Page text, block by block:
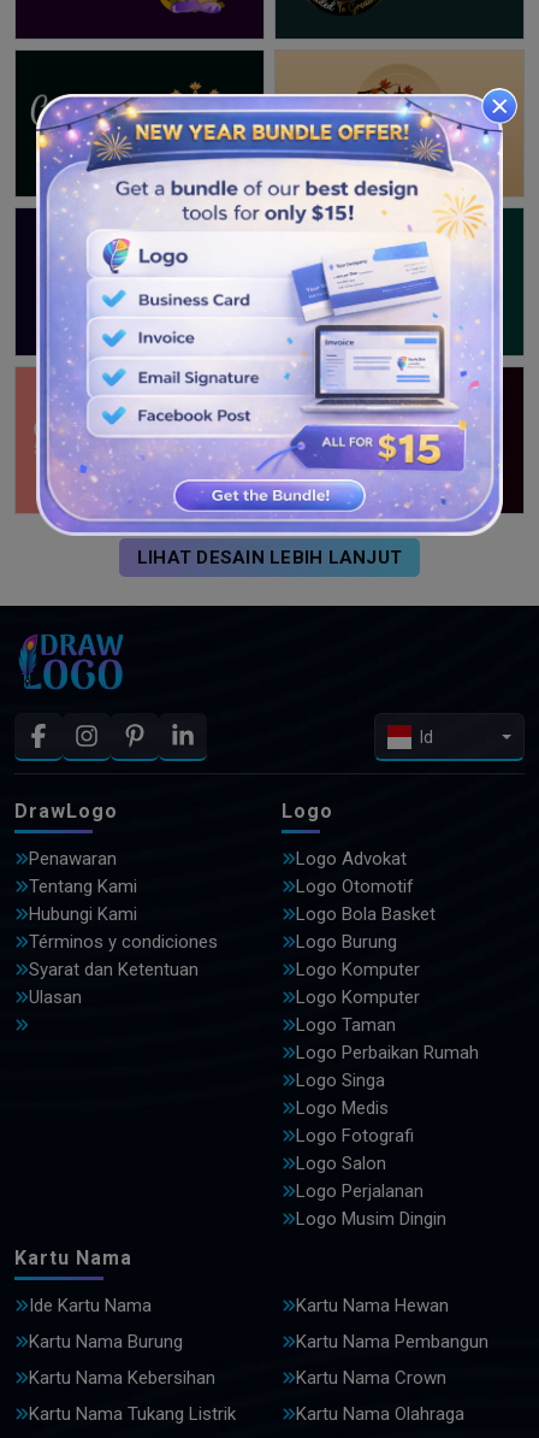
LIHAT DESAIN LEBIH LANJUT
Id
DrawLogo
Penawaran
Tentang Kami
Hubungi Kami
Términos y condiciones
Syarat dan Ketentuan
Ulasan
Logo
Logo Advokat
Logo Otomotif
Logo Bola Basket
Logo Burung
Logo Komputer
Logo Komputer
Logo Taman
Logo Perbaikan Rumah
Logo Singa
Logo Medis
Logo Fotografi
Logo Salon
Logo Perjalanan
Logo Musim Dingin
Kartu Nama
Ide Kartu Nama
Kartu Nama Hewan
Kartu Nama Burung
Kartu Nama Pembangun
Kartu Nama Kebersihan
Kartu Nama Crown
Kartu Nama Tukang Listrik
Kartu Nama Olahraga